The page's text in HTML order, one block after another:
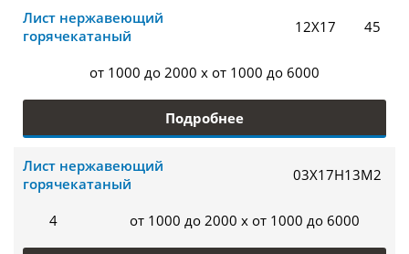
Лист нержавеющий
горячекатаный
12Х17 45
от 1000 до 2000 x от 1000 до 6000
Подробнее
Лист нержавеющий
горячекатаный
03Х17Н13М2
4 от 1000 до 2000 x от 1000 до 6000